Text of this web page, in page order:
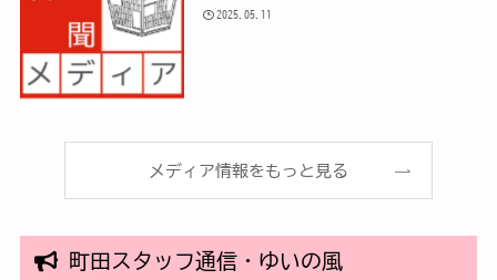
2025.05.11
メディア情報をもっと見る
町田スタッフ通信・ゆいの風